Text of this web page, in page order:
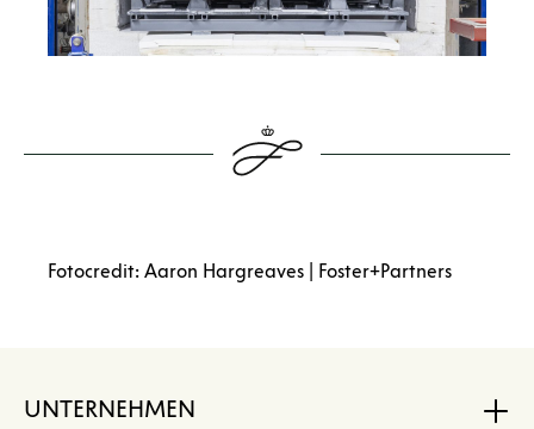
Fotocredit: Aaron Hargreaves | Foster+Partners
UNTERNEHMEN